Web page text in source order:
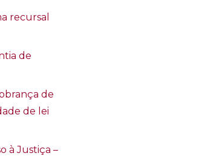
recursal
de
de
de lei
à Justiça –